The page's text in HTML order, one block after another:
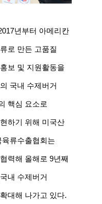
년부터 아메리칸
로 만든 고품질
보 및 지원활동을
국내 수제버거
핵심 요소로
하기 위해 미국산
류수출협회는
력해 올해로 9년째
내 수제버거
대해 나가고 있다.